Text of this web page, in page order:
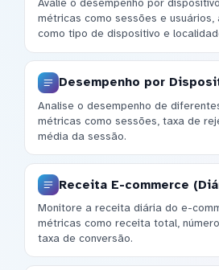
Avalie o desempenho por
métricas como sessões e usuários,
como tipo de dispositivo e
Desempenho por
Analise o desempenho de
métricas como sessões, taxa de
média da sessão.
Receita E-commerce
Monitore a receita diária do e-
métricas como receita total,
taxa de conversão.